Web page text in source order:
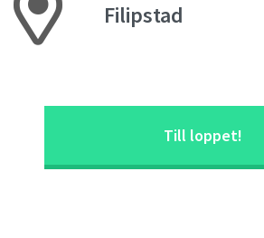
Filipstad
Till loppet!